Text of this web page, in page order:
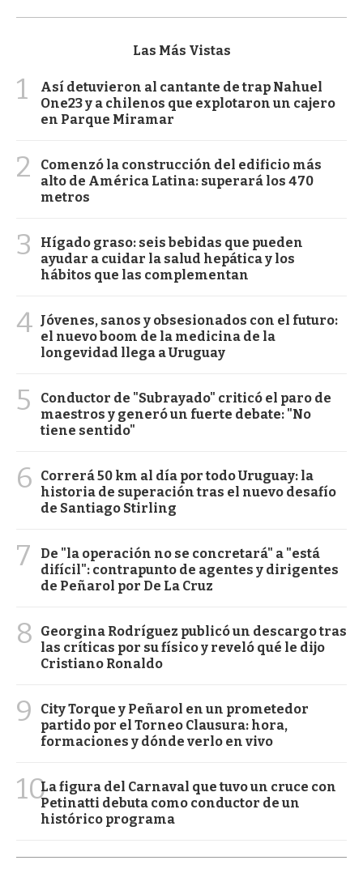
Las Más Vistas
1
Así detuvieron al cantante de trap Nahuel
One23 y a chilenos que explotaron un cajero
en Parque Miramar
2
Comenzó la construcción del edificio más
alto de América Latina: superará los 470
metros
3
Hígado graso: seis bebidas que pueden
ayudar a cuidar la salud hepática y los
hábitos que las complementan
4 Jóvenes, sanos y obsesionados con el futuro:
el nuevo boom de la medicina de la
longevidad llega a Uruguay
5
Conductor de "Subrayado" criticó el paro de
maestros y generó un fuerte debate: "No
tiene sentido"
6
Correrá 50 km al día por todo Uruguay: la
historia de superación tras el nuevo desafío
de Santiago Stirling
7
De "la operación no se concretará" a "está
difícil": contrapunto de agentes y dirigentes
de Peñarol por De La Cruz
8
Georgina Rodríguez publicó un descargo tras
las críticas por su físico y reveló qué le dijo
Cristiano Ronaldo
9
City Torque y Peñarol en un prometedor
partido por el Torneo Clausura: hora,
formaciones y dónde verlo en vivo
10La figura del Carnaval que tuvo un cruce con
Petinatti debuta como conductor de un
histórico programa